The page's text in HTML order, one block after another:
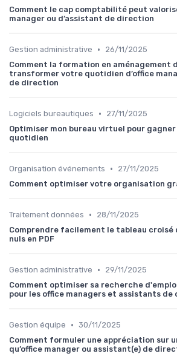
Comment le cap comptabilité peut
manager ou d’assistant de direction
Gestion administrative •
26/11/2025
Comment la formation en aménagement
transformer votre quotidien d’office
de direction
Logiciels bureautiques •
27/11/2025
Optimiser mon bureau virtuel pour
quotidien
Organisation événements •
27/11/2025
Comment optimiser votre organisation
Traitement données •
28/11/2025
Comprendre facilement le tableau croisé
nuls en PDF
Gestion administrative •
29/11/2025
Comment optimiser sa recherche
pour les office managers et assistants de
Gestion équipe • 30/11/2025
Comment formuler une appréciation sur
qu’office manager ou assistant(e) de